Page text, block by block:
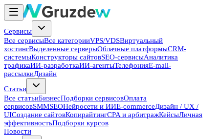
Сервисы
Все сервисыВсе категорииVPS/VDSВиртуальный
хостингВыделенные серверыОблачные платформыCRM-
системыКонструкторы сайтовSEO-сервисыАналитика
трафикаИИ-разработкаИИ-агентыТелефонияE-mail-
рассылкиДизайн
Статьи
Все статьиБизнесПодборки сервисовОплата
сервисовSMMSEOНейросети и ИИE-commerceДизайн / UX /
UIСоздание сайтовКопирайтингCPA и арбитражКейсыЛичная
эффективностьПодборки курсов
Новости